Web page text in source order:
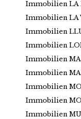
Immobilien LA
Immobilien LA
Immobilien
Immobilien
Immobilien
Immobilien
Immobilien
Immobilien
Immobilien